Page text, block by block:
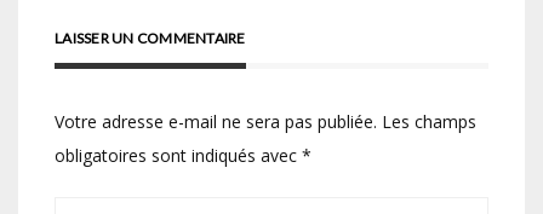
LAISSER UN COMMENTAIRE
Votre adresse e-mail ne sera pas publiée. Les champs
obligatoires sont indiqués avec *